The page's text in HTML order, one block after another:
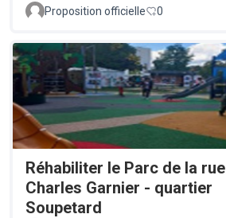
Proposition officielle 0
Réhabiliter le Parc de la rue
Charles Garnier - quartier
Soupetard